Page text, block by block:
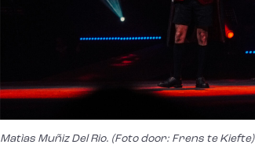
Matìas Muñiz Del Rio. (Foto door: Frens te Kiefte)